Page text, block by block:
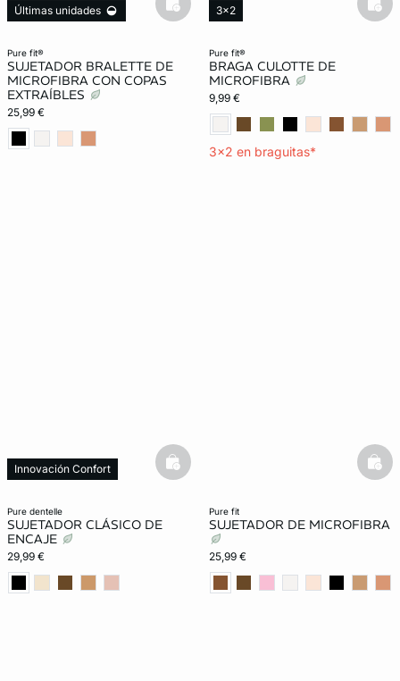
pure fit®
SUJETADOR BRALETTE DE
MICROFIBRA CON COPAS
EXTRAÍBLES
25,99 €
Últimas unidades
Lencería invisible
basketfull
pure fit®
BRAGA CULOTTE DE
MICROFIBRA
9,99 €
3x2 en braguitas*
3x2
pure dentelle
SUJETADOR CLÁSICO DE
ENCAJE
29,99 €
Innovación Confort basketfull
pure fit
SUJETADOR DE MICROFIBRA
25,99 €